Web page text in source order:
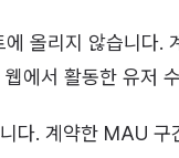
올리지 않습니다.
에서 활동한 유저
다. 계약한 MAU 구